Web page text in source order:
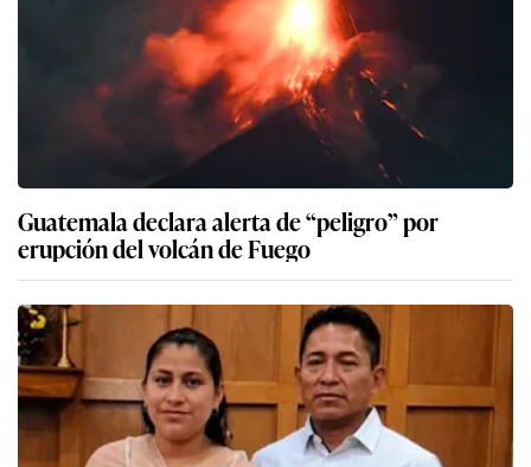
Guatemala declara alerta de “peligro” por
erupción del volcán de Fuego